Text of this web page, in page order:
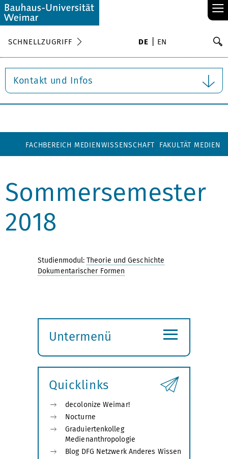
≡
SCHNELLZUGRIFF DE EN
Kontakt und Infos
FACHBEREICH MEDIENWISSENSCHAFT FAKULTÄT MEDIEN
Sommersemester
2018
Studienmodul: Theorie und Geschichte
Dokumentarischer Formen
Untermenü
öffnen
≡
Quicklinks
decolonize Weimar!
Nocturne
Graduiertenkolleg
Medienanthropologie
Blog DFG Netzwerk Anderes Wissen